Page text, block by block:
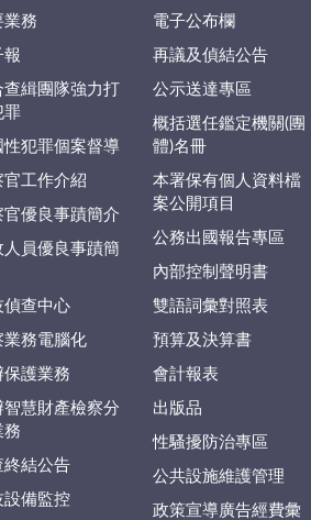
業務
報
查緝團隊強力打
罪
性犯罪個案督導
官工作介紹
官優良事蹟簡介
人員優良事蹟簡
偵查中心
業務電腦化
保護業務
智慧財產檢察分
務
終結公告
設備監控
電子公布欄
再議及偵結公告
公示送達專區
概括選任鑑定機關(團
體)名冊
本署保有個人資料檔
案公開項目
公務出國報告專區
內部控制聲明書
雙語詞彙對照表
預算及決算書
會計報表
出版品
性騷擾防治專區
公共設施維護管理
政策宣導廣告經費彙